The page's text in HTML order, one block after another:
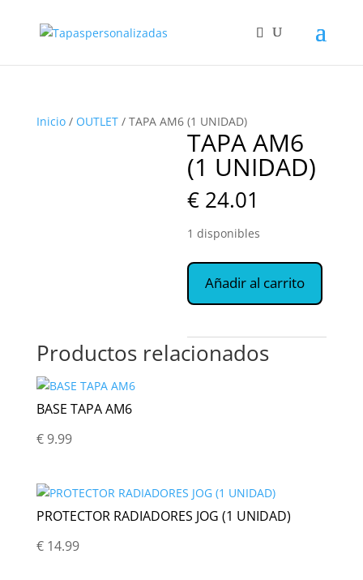
Inicio/ OUTLET/ TAPA AM6 (1 UNIDAD)
TAPA AM6
(1 UNIDAD)
€ 24.01
1 disponibles
TAPA
AM6
(1
cantidad
Añadir al carrito
Productos relacionados
BASE TAPA AM6
€9.99
PROTECTOR RADIADORES JOG (1 UNIDAD)
€14.99